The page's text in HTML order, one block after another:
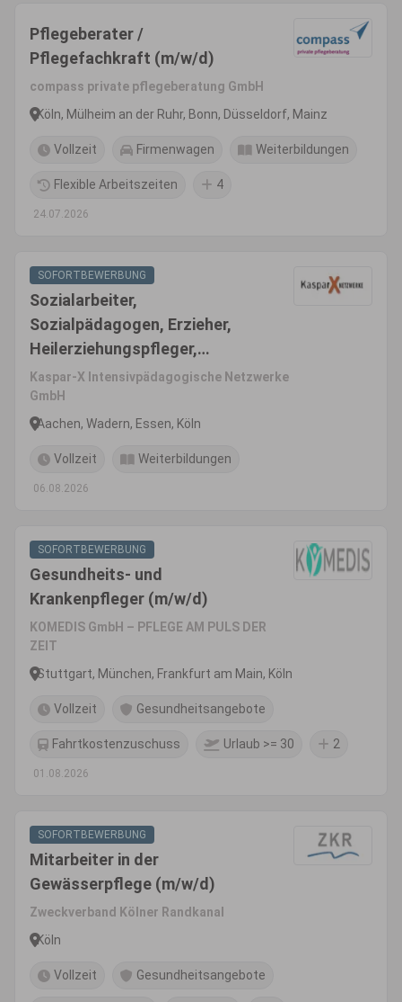
Pflegeberater /
Pflegefachkraft (m/w/d)
compass private pflegeberatung GmbH
Köln, Mülheim an der Ruhr, Bonn, Düsseldorf, Mainz
Vollzeit Firmenwagen Weiterbildungen
Flexible Arbeitszeiten 4
24.07.2026
SOFORTBEWERBUNG
Sozialarbeiter,
Sozialpädagogen, Erzieher,
Heilerziehungspfleger,
pädagogische Fachkräfte
(m/w/d)
Kaspar-X Intensivpädagogische Netzwerke
GmbH
Aachen, Wadern, Essen, Köln
Vollzeit Weiterbildungen
06.08.2026
SOFORTBEWERBUNG
Gesundheits- und
Krankenpfleger (m/w/d)
KOMEDIS GmbH – PFLEGE AM PULS DER
ZEIT
Stuttgart, München, Frankfurt am Main, Köln
Vollzeit Gesundheitsangebote
Fahrtkostenzuschuss Urlaub >= 30 2
01.08.2026
SOFORTBEWERBUNG
Mitarbeiter in der
Gewässerpflege (m/w/d)
Zweckverband Kölner Randkanal
Köln
Vollzeit Gesundheitsangebote